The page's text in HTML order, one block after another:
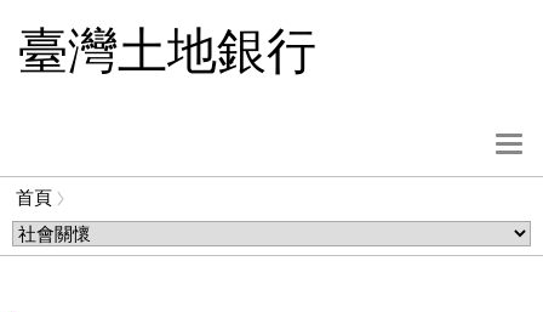
臺灣土地銀行
選
單
鈕
首頁
麵
包